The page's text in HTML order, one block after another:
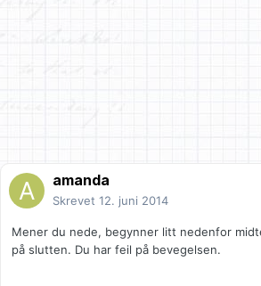
amanda
Skrevet 12. juni 2014
Mener du nede, begynner litt nedenfor
på slutten. Du har feil på bevegelsen.